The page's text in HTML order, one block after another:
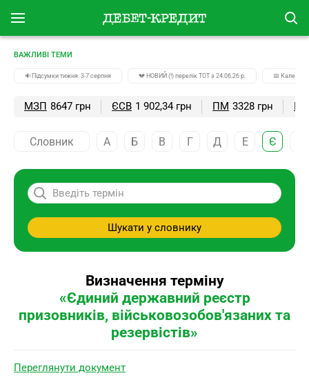
ВАЖЛИВІ ТЕМИ
🔉Підсумки тижня. 3-7 серпня 💔 НОВИЙ (!) перелік ТОТ з 24.06.26 р. 📅
МЗП 8647 грн ЄСВ 1 902,34 грн ПМ 3328 грн
Словник А Б В Г Д Е Є
Шукати у словнику
Визначення терміну
«Єдиний державний реєстр
призовників, військовозобов'язаних та
резервістів»
Переглянути документ